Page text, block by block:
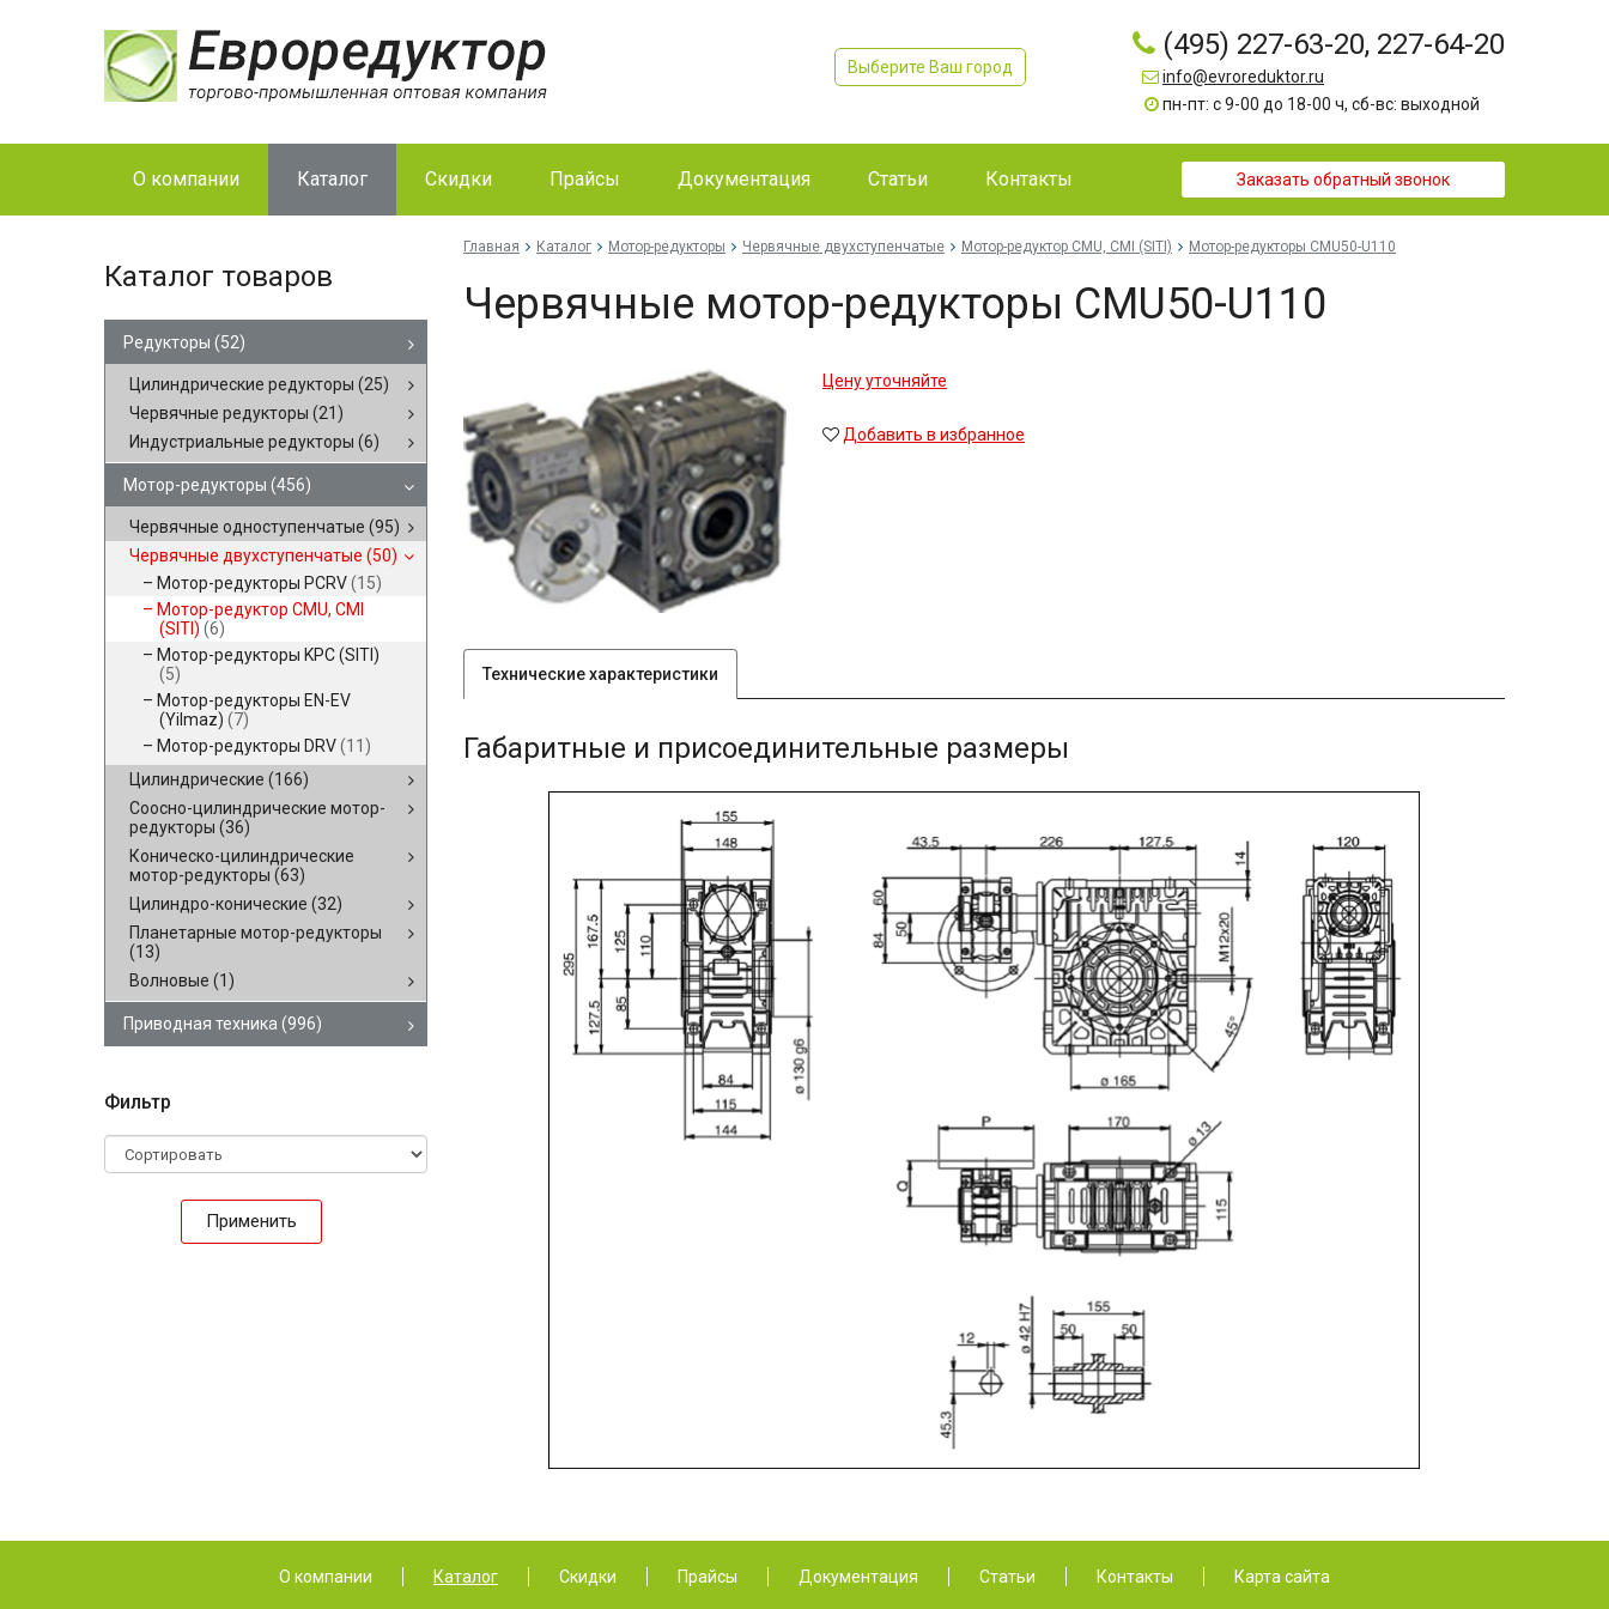
Выберите Ваш город
(495) 227-63-20, 227-64-20
info@evroreduktor.ru
пн-пт: с 9-00 до 18-00 ч, сб-вс: выходной
О компании Каталог Скидки Прайсы Документация Статьи Контакты Заказать обратный звонок
Каталог товаров
Редукторы (52)
Цилиндрические редукторы (25)
Червячные редукторы (21)
Индустриальные редукторы (6)
Мотор-редукторы (456)
Червячные одноступенчатые (95)
Червячные двухступенчатые (50)
Мотор-редукторы PCRV(15)
Мотор-редуктор CMU, CMI
(SITI) (6)
Мотор-редукторы KPC (SITI)
(5)
Мотор-редукторы EN-EV
(Yilmaz) (7)
Мотор-редукторы DRV(11)
Цилиндрические (166)
Соосно-цилиндрические мотор-
редукторы (36)
Коническо-цилиндрические
мотор-редукторы (63)
Цилиндро-конические (32)
Планетарные мотор-редукторы
(13)
Волновые (1)
Приводная техника (996)
Фильтр
Применить
Главная Каталог Мотор-редукторы Червячные двухступенчатые Мотор-редуктор CMU, CMI (SITI) Мотор-редукторы CMU50-U110
Червячные мотор-редукторы CMU50-U110
Цену уточняйте
Добавить в избранное
Технические характеристики
Габаритные и присоединительные размеры
О компании Каталог Скидки Прайсы Документация Статьи Контакты Карта сайта